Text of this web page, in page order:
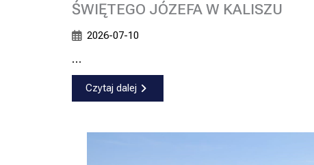
ŚWIĘTEGO JÓZEFA W KALISZU
2026-07-10
…
Czytaj dalej